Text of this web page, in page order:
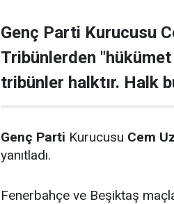
Genç Parti Kurucusu
Tribünlerden
tribünler halktır. Halk
Genç Parti Kurucusu Cem
yanıtladı.
Fenerbahçe ve Beşiktaş